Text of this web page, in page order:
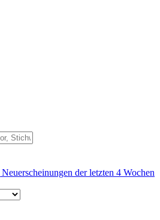
Neuerscheinungen der letzten 4 Wochen